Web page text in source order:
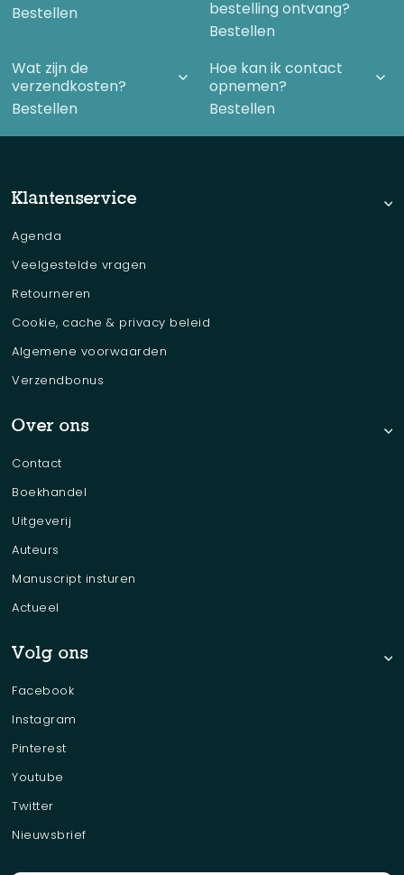
Bestellen
bestelling ontvang?
Bestellen
Wat zijn de
verzendkosten?
Bestellen
Hoe kan ik contact
opnemen?
Bestellen
Klantenservice
Agenda
Veelgestelde vragen
Retourneren
Cookie, cache & privacy beleid
Algemene voorwaarden
Verzendbonus
Over ons
Contact
Boekhandel
Uitgeverij
Auteurs
Manuscript insturen
Actueel
Volg ons
Facebook
Instagram
Pinterest
Youtube
Twitter
Nieuwsbrief